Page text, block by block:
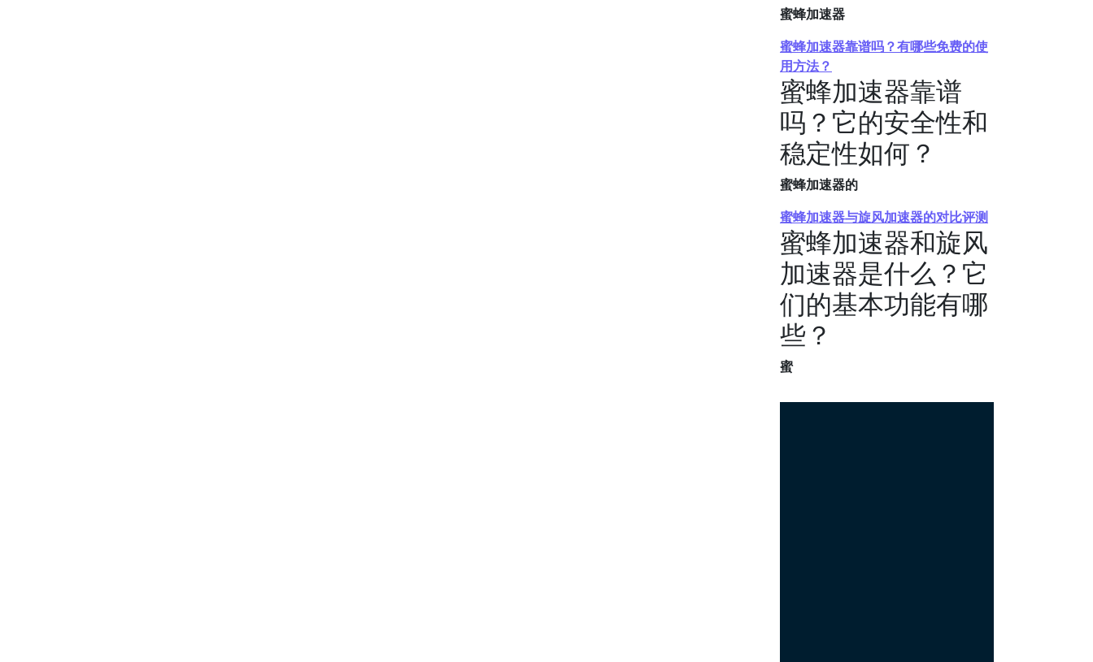
蜜蜂加速器
蜜蜂加速器靠谱吗？有哪些免费的使
用方法？
蜜蜂加速器靠谱
吗？它的安全性和
稳定性如何？
蜜蜂加速器的
蜜蜂加速器与旋风加速器的对比评测
蜜蜂加速器和旋风
加速器是什么？它
们的基本功能有哪
些？
蜜